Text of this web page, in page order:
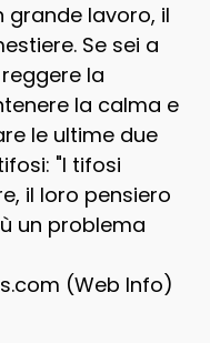
lavoro, il
Se sei a
la
la calma e
le ultime due
"I tifosi
il loro pensiero
un problema
(Web Info)